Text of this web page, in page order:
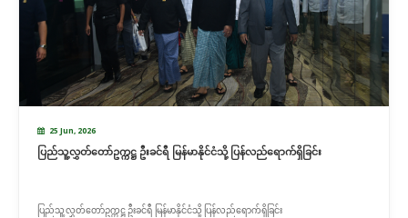
25 Jun, 2026
ပြည်သူ့လွှတ်တော်ဥက္ကဋ္ဌ ဦးခင်ရီ မြန်မာနိုင်ငံသို့ ပြန်လည်ရောက်ရှိခြင်း
ပြည်သူ့လွှတ်တော်ဥက္ကဋ္ဌ ဦးခင်ရီ မြန်မာနိုင်ငံသို့ ပြန်လည်ရောက်ရှိခြင်း